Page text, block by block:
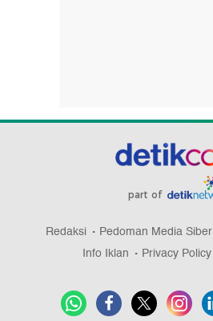
part of
Redaksi Pedoman Media Siber
Info Iklan
Privacy Policy